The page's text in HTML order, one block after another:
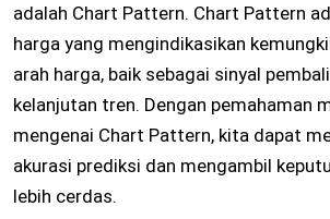
adalah Chart Pattern. Chart Pattern
harga yang mengindikasikan
arah harga, baik sebagai sinyal
kelanjutan tren. Dengan pemahaman
mengenai Chart Pattern, kita dapat
akurasi prediksi dan mengambil
lebih cerdas.